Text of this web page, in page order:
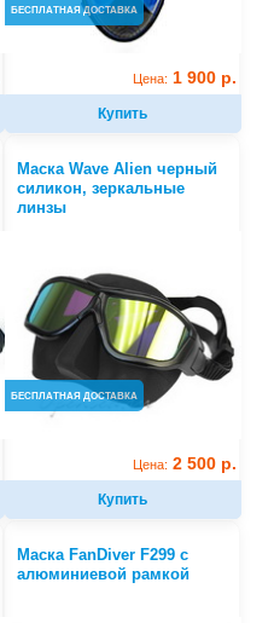
БЕСПЛАТНАЯ ДОСТАВКА
Цена: 1 900 р.
Купить
Маска Wave Alien черный
силикон, зеркальные
линзы
БЕСПЛАТНАЯ ДОСТАВКА
Цена: 2 500 р.
Купить
Маска FanDiver F299 с
алюминиевой рамкой